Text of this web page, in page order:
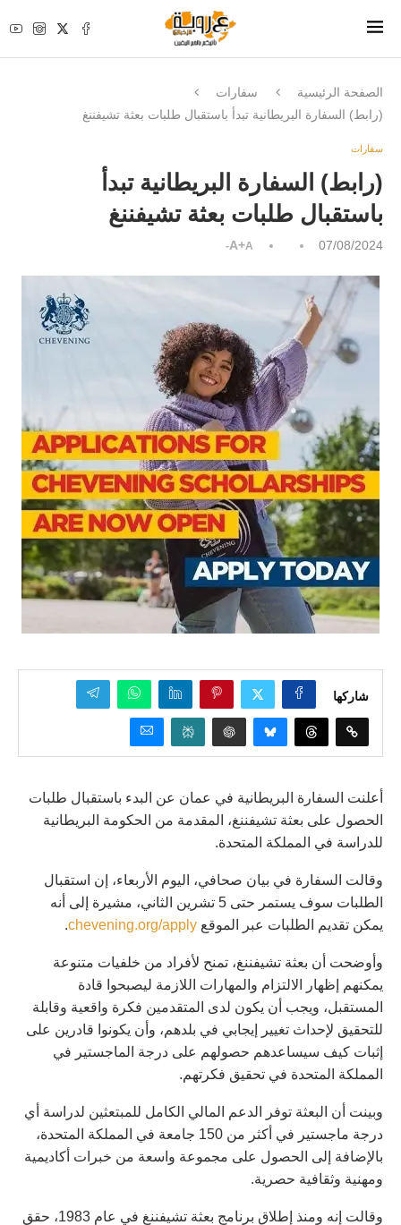
الصفحة الرئيسية
سفارات
(رابط) السفارة البريطانية تبدأ باستقبال طلبات بعثة تشيفننغ
سفارات
(رابط) السفارة البريطانية تبدأ
باستقبال طلبات بعثة تشيفننغ
07/08/2024
A+A-
شاركها
أعلنت السفارة البريطانية في عمان عن البدء باستقبال طلبات
الحصول على بعثة تشيفننغ، المقدمة من الحكومة البريطانية
للدراسة في المملكة المتحدة.
وقالت السفارة في بيان صحافي، اليوم الأربعاء، إن استقبال
الطلبات سوف يستمر حتى 5 تشرين الثاني، مشيرة إلى أنه
يمكن تقديم الطلبات عبر الموقع chevening.org/apply
.
وأوضحت أن بعثة تشيفننغ، تمنح لأفراد من خلفيات متنوعة
يمكنهم إظهار الالتزام والمهارات اللازمة ليصبحوا قادة
المستقبل، ويجب أن يكون لدى المتقدمين فكرة واقعية وقابلة
للتحقيق لإحداث تغيير إيجابي في بلدهم، وأن يكونوا قادرين على
إثبات كيف سيساعدهم حصولهم على درجة الماجستير في
المملكة المتحدة في تحقيق فكرتهم.
وبينت أن البعثة توفر الدعم المالي الكامل للمبتعثين لدراسة أي
درجة ماجستير في أكثر من 150 جامعة في المملكة المتحدة،
بالإضافة إلى الحصول على مجموعة واسعة من خبرات أكاديمية
ومهنية وثقافية حصرية.
وقالت إنه ومنذ إطلاق برنامج بعثة تشيفننغ في عام 1983، حقق